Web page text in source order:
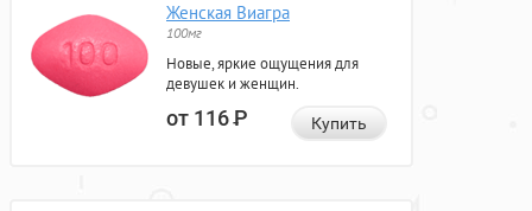
Женская Виагра
100мг
Новые, яркие ощущения для
девушек и женщин.
от 116Р Купить